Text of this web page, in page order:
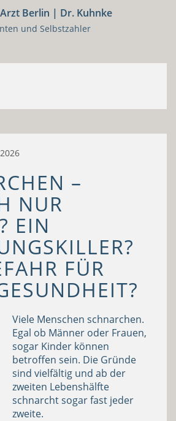
und Selbstzahler
–
NUR
EIN
FÜR
Viele Menschen schnarchen.
Egal ob Männer oder Frauen,
sogar Kinder können
betroffen sein. Die Gründe
sind vielfältig und ab der
zweiten Lebenshälfte
schnarcht sogar fast jeder
zweite.